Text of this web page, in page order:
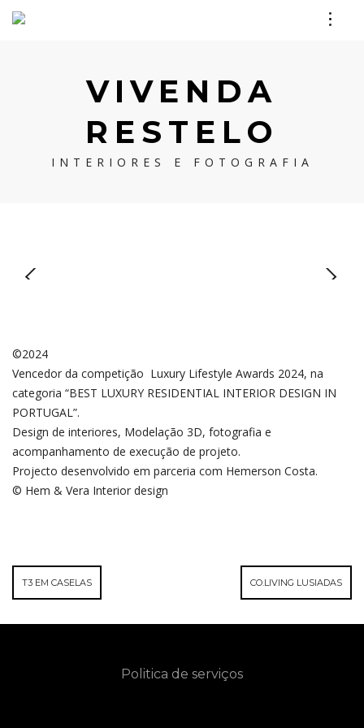
VIVENDA
RESTELO
INTERIORES E FOTOGRAFIA
©2024
Vencedor da competição Luxury Lifestyle Awards 2024, na
categoria “BEST LUXURY RESIDENTIAL INTERIOR DESIGN IN
PORTUGAL”.
Design de interiores, Modelação 3D, fotografia e
acompanhamento de execução de projeto.
Projecto desenvolvido em parceria com Hemerson Costa.
© Hem & Vera Interior design
T3 EM CASELAS CO.LIVING LUSIADAS
Politica de serviços